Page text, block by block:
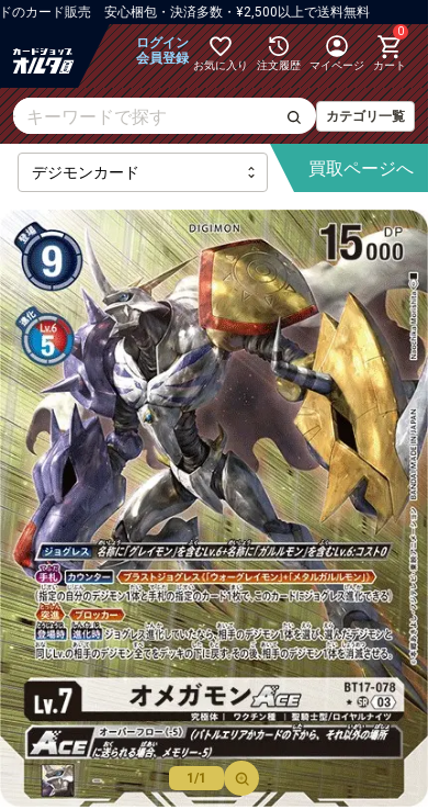
カード販売 安心梱包・決済多数・¥2,500以上で送料無料
ログイン
会員登録 お気に入り 注文履歴 マイページ
0
カート
カテゴリ一覧
【BT-25】DUAL REVOLUTION
【AD-01】DIGIMON GENERATION
【BT-24】TIME STRANGER
【BT-23】HACKERS' SLUMBER
【BT-22】CYBER EDEN
【BT-21】WORLD CONVERGENCE
【BT-20】OVER THE X
【BT-19】クロスエボリューション
【BT-18】エレメントサクセサー
【BT-17】シークレットクライシス
【BT-16】BEGINNING OBSERVER
買取ページへ
1/1